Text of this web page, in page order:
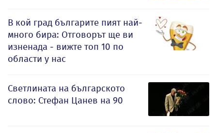
В кой град българите пият най-
много бира: Отговорът ще ви
изненада - вижте топ 10 по
области у нас
Светлината на българското
слово: Стефан Цанев на 90